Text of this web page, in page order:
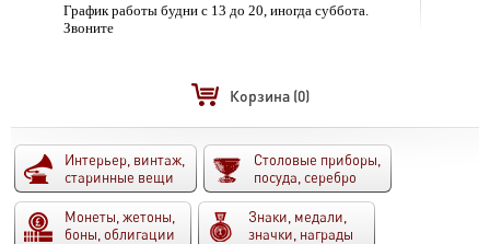
График работы будни с 13 до 20, иногда суббота.
Звоните
Корзина (0)
Интерьер, винтаж,
старинные вещи
Столовые приборы,
посуда, серебро
Монеты, жетоны,
боны, облигации
Знаки, медали,
значки, награды